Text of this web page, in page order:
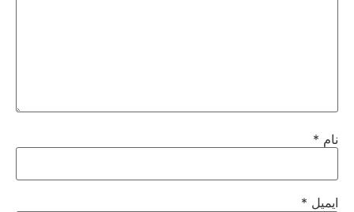
نام *
ایمیل *